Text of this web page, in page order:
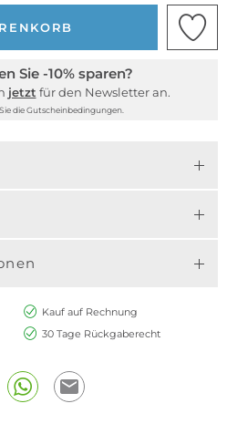
Sie -10% sparen?
jetzt für den Newsletter an.
die Gutscheinbedingungen.
Kauf auf Rechnung
30 Tage Rückgaberecht